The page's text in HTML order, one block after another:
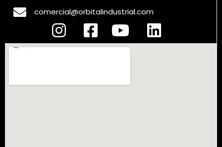
comercial@orbitalindustrial.com